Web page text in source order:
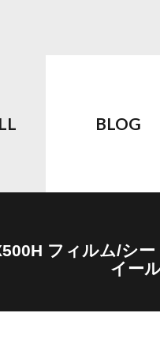
BLOG
フィルム/シ
イー